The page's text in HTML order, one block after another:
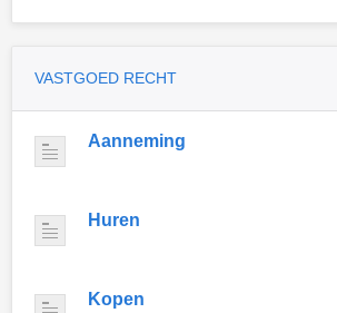
VASTGOED RECHT
Aanneming
Huren
Kopen